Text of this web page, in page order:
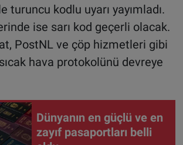
turuncu kodlu uyarı yayımladı.
ise sarı kod geçerli olacak.
PostNL ve çöp hizmetleri gibi
hava protokolünü devreye
Dünyanın en güçlü ve en
zayıf pasaportları belli